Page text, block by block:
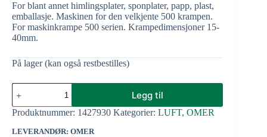
For blant annet himlingsplater, sponplater, papp, plast,
emballasje. Maskinen for den velkjente 500 krampen.
For maskinkrampe 500 serien. Krampedimensjoner 15-
40mm.
På lager (kan også restbestilles)
Legg til
Produktnummer: 1427930 Kategorier: LUFT, OMER
LEVERANDØR: OMER